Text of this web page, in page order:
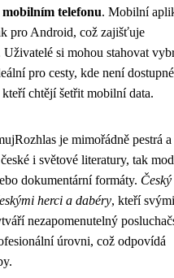
telefonu. Mobilní
pro Android, což zajišťuje
si mohou stahovat
pro cesty, kde není dostupné
chtějí šetřit mobilní data.
je mimořádně pestrá a
i světové literatury, tak
dokumentární formáty. Český
herci a dabéry, kteří svými
nezapomenutelný
úrovni, což odpovídá